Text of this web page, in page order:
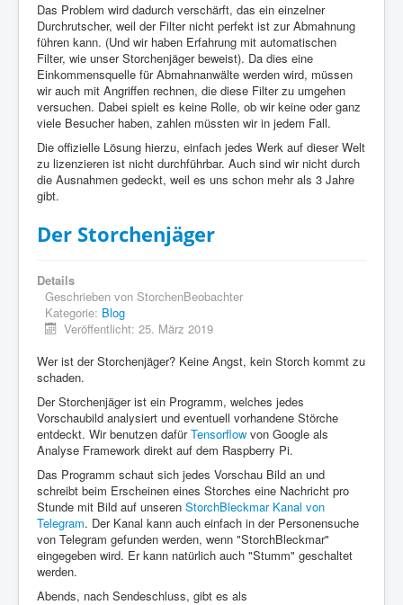
Das Problem wird dadurch verschärft, das ein einzelner
Durchrutscher, weil der Filter nicht perfekt ist zur Abmahnung
führen kann. (Und wir haben Erfahrung mit automatischen
Filter, wie unser Storchenjäger beweist). Da dies eine
Einkommensquelle für Abmahnanwälte werden wird, müssen
wir auch mit Angriffen rechnen, die diese Filter zu umgehen
versuchen. Dabei spielt es keine Rolle, ob wir keine oder ganz
viele Besucher haben, zahlen müssten wir in jedem Fall.
Die offizielle Lösung hierzu, einfach jedes Werk auf dieser Welt
zu lizenzieren ist nicht durchführbar. Auch sind wir nicht durch
die Ausnahmen gedeckt, weil es uns schon mehr als 3 Jahre
gibt.
Der Storchenjäger
Details
Geschrieben von StorchenBeobachter
Kategorie: Blog
Veröffentlicht: 25. März 2019
Wer ist der Storchenjäger? Keine Angst, kein Storch kommt zu
schaden.
Der Storchenjäger ist ein Programm, welches jedes
Vorschaubild analysiert und eventuell vorhandene Störche
entdeckt. Wir benutzen dafürTensorflow von Google als
Analyse Framework direkt auf dem Raspberry Pi.
Das Programm schaut sich jedes Vorschau Bild an und
schreibt beim Erscheinen eines Storches eine Nachricht pro
Stunde mit Bild auf unseren StorchBleckmar Kanal von
Telegram. Der Kanal kann auch einfach in der Personensuche
von Telegram gefunden werden, wenn "StorchBleckmar"
eingegeben wird. Er kann natürlich auch "Stumm" geschaltet
werden.
Abends, nach Sendeschluss, gibt es als